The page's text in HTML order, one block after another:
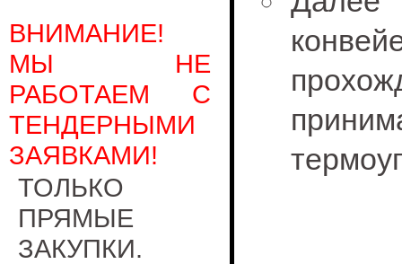
ВНИМАНИЕ!
МЫ НЕ
РАБОТАЕМ С
ТЕНДЕРНЫМИ
ЗАЯВКАМИ!
ТОЛЬКО
ПРЯМЫЕ
ЗАКУПКИ.